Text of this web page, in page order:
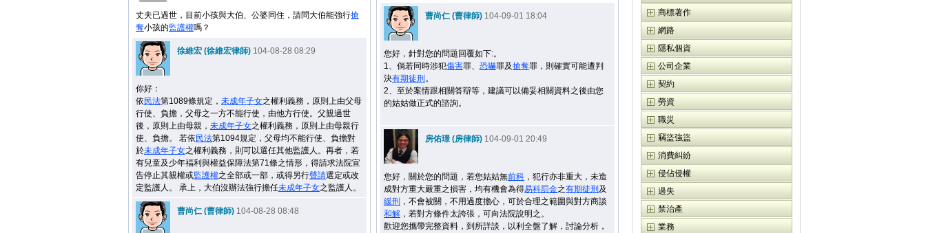
曹尚仁 (曹律師) 104-09-01 18:04
您好，針對您的問題回覆如下:。
1、倘若同時涉犯傷害罪、 恐嚇罪及搶奪罪，則確實可能遭判
決有期徒刑 。
2、至於案情跟相關答辯等，建議可以備妥相關資料之後由您
的姑姑做正式的諮詢。
房佑璟 (房律師) 104-09-01 20:49
您好，關於您的問題，若您姑姑無前科 ，犯行亦非重大，未造
成對方重大嚴重之損害，均有機會為得易科罰金之有期徒刑 及
緩刑 ，不會被關，不用過度擔心，可於合理之範圍與對方商談
和解 ，若對方條件太誇張，可向法院說明之。
歡迎您攜帶完整資料，到所詳談，以利全盤了解，討論分析，
丈夫已過世，目前小孩與大伯、公婆同住，請問大伯能強行搶
奪小孩的監護權嗎？
徐維宏 (徐維宏律師) 104-08-28 08:29
你好：
依 民法第1089條規定， 未成年子女之權利義務，原則上由父母
行使、負擔，父母之一方不能行使，由他方行使。父親過世
後，原則上由母親， 未成年子女之權利義務，原則上由母親行
使、負擔。 若依 民法第1094規定，父母均不能行使、負擔對
於未成年子女之權利義務，則可以選任其他監護人。再者，若
有兒童及少年福利與權益保障法第71條之情形，得請求法院宣
告停止其親權或監護權之全部或一部，或得另行聲請選定或改
定監護人。 承上，大伯沒辦法強行擔任未成年子女之監護人。
曹尚仁 (曹律師) 104-08-28 08:48
商標著作
網路
隱私個資
公司企業
契約
勞資
職災
竊盜強盜
消費糾紛
侵佔侵權
過失
禁治產
業務